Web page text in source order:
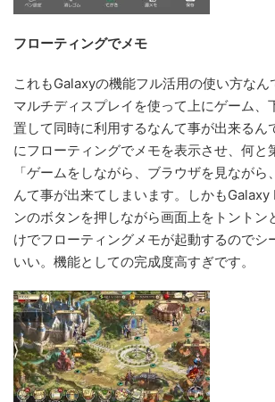
フローティングでメモ
これもGalaxyの機能フル活用の使い方なん
マルチディスプレイを使って上にゲーム、
置して同時に利用するなんて事が出来るん
にフローティングでメモを表示させ、何と
「ゲームをしながら、ブラウザを見ながら
んて事が出来てしまいます。しかも
ンのボタンを押しながら画面上をトントン
けでフローティングメモが起動するのでシ
いい。機能としての完成度高すぎです。